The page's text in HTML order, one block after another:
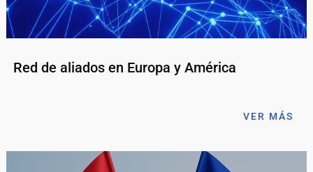
Red de aliados en Europa y América
VER MÁS